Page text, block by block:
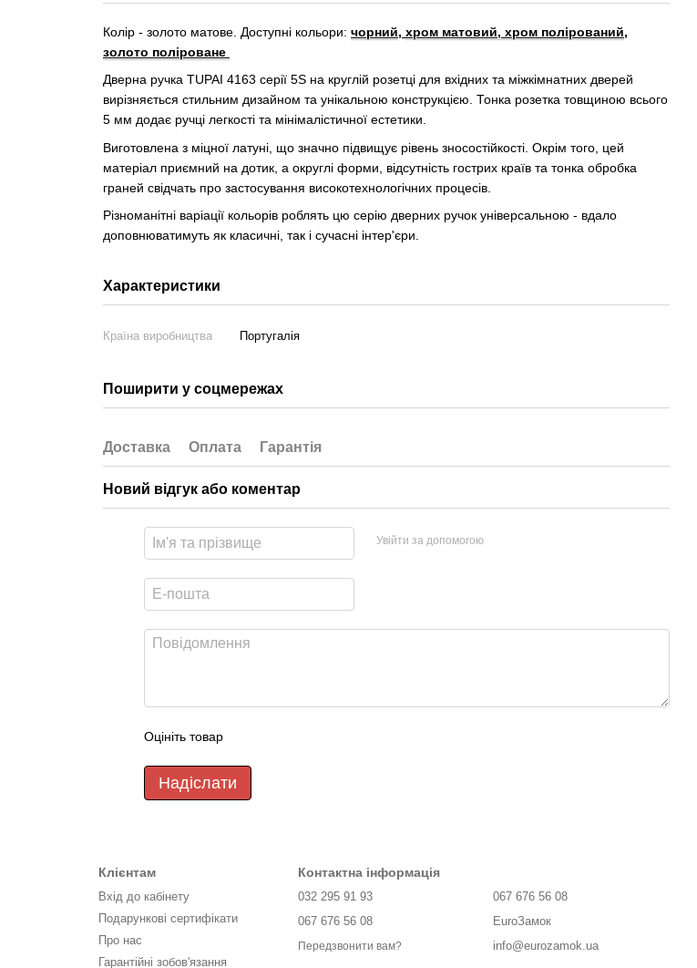
Колір - золото матове. Доступні кольори: чорний, хром матовий, хром полірований,
золото поліроване
Дверна ручка TUPAI 4163 серії 5S на круглій розетці для вхідних та міжкімнатних дверей
вирізняється стильним дизайном та унікальною конструкцією. Тонка розетка товщиною всього
5 мм додає ручці легкості та мінімалістичної естетики.
Виготовлена з міцної латуні, що значно підвищує рівень зносостійкості. Окрім того, цей
матеріал приємний на дотик, а округлі форми, відсутність гострих країв та тонка обробка
граней свідчать про застосування високотехнологічних процесів.
Різноманітні варіації кольорів роблять цю серію дверних ручок універсальною - вдало
доповнюватимуть як класичні, так і сучасні інтер'єри.
Характеристики
Країна виробництва Португалія
Поширити у соцмережах
Доставка Оплата Гарантія
Новий відгук або коментар
Увійти за допомогою
Оцініть товар
Надіслати
Клієнтам
Вхід до кабінету
Подарункові сертифікати
Про нас
Гарантійні зобов'язання
Контактна інформація
032 295 91 93
067 676 56 08
Передзвонити вам?
067 676 56 08
EuroЗамок
info@eurozamok.ua